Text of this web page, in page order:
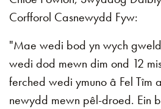
Corfforol Casnewydd Fyw:
"Mae wedi bod yn wych
wedi dod mewn dim ond 12
ferched wedi ymuno â Fel Tîm
newydd mewn pêl-droed. Ein